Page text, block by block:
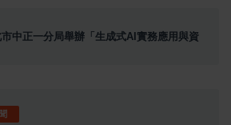
中正一分局舉辦「生成式AI實務應用與資